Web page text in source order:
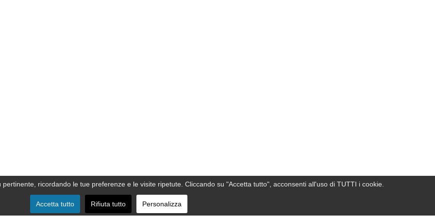
ricordando le tue preferenze e le visite ripetute. Cliccando su "Accetta tutto", acconsenti all'uso di TUTTI i cookie.
Accetta tutto Rifiuta tutto Personalizza